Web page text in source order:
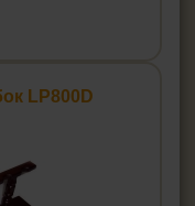
LP800D